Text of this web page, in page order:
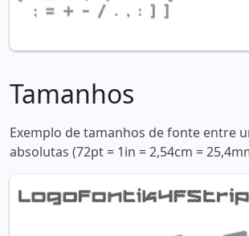
Tamanhos
Exemplo de tamanhos de fonte entre
absolutas (72pt = 1in = 2,54cm =